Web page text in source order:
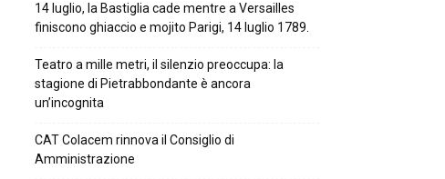
14 luglio, la Bastiglia cade mentre a Versailles
finiscono ghiaccio e mojito Parigi, 14 luglio 1789.
Teatro a mille metri, il silenzio preoccupa: la
stagione di Pietrabbondante è ancora
un’incognita
CAT Colacem rinnova il Consiglio di
Amministrazione